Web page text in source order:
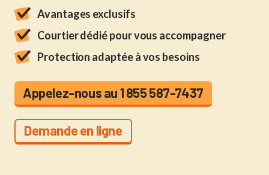
Avantages exclusifs
Courtier dédié pour vous accompagner
Protection adaptée à vos besoins
Appelez-nous au 1 855 587-7437
Demande en ligne